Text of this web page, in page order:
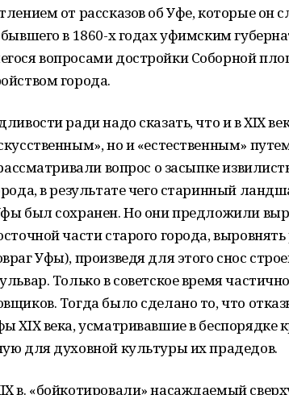
от рассказов об Уфе, которые он
в 1860-х годах уфимским
вопросами достройки Соборной
города.
ради надо сказать, что и в XIX
но и «естественным»
вопрос о засыпке
в результате чего старинный
был сохранен. Но они предложили
части старого города,
Уфы), произведя для этого снос
Только в советское время
Тогда было сделано то, что
XIX века, усматривавшие в беспорядке
для духовной культуры их прадедов.
в. «бойкотировали» насаждаемый